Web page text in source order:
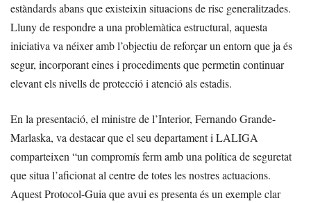
estàndards abans que existeixin situacions de risc generalitzades.
Lluny de respondre a una problemàtica estructural, aquesta
iniciativa va néixer amb l’objectiu de reforçar un entorn que ja és
segur, incorporant eines i procediments que permetin continuar
elevant els nivells de protecció i atenció als estadis.
En la presentació, el ministre de l’Interior, Fernando Grande-
Marlaska, va destacar que el seu departament i LALIGA
comparteixen “un compromís ferm amb una política de seguretat
que situa l’aficionat al centre de totes les nostres actuacions.
Aquest Protocol-Guia que avui es presenta és un exemple clar